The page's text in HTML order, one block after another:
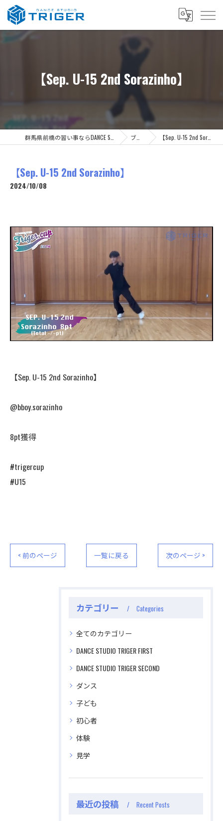
【Sep. U-15 2nd Sorazinho】
ブログ 【Sep. U-15 2nd Sorazinho】
【Sep. U-15 2nd Sorazinho】
2024/10/08
【Sep. U-15 2nd Sorazinho】
@bboy.sorazinho
8pt獲得
#trigercup
#U15
< 前のページ 一覧に戻る 次のページ >
カテゴリー Categories
全てのカテゴリー
DANCE STUDIO TRIGER FIRST
DANCE STUDIO TRIGER SECOND
ダンス
子ども
初心者
体験
見学
最近の投稿 Recent Posts